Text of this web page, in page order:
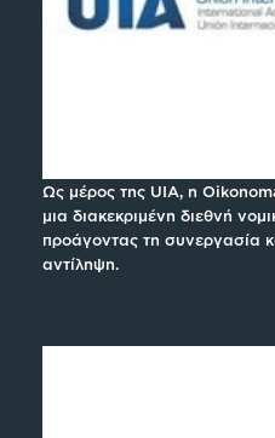
Ως μέρος της UIA, η
μια διακεκριμένη διεθνή
προάγοντας τη συνεργασία
αντίληψη.